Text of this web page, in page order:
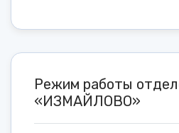
Режим работы
«ИЗМАЙЛОВО»